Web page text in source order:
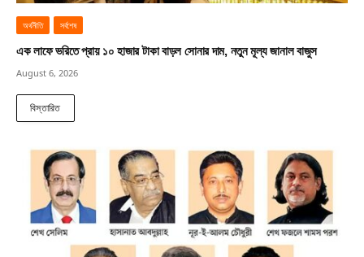
অর্থনীতি সর্বশেষ
এক লাফে ভরিতে প্রায় ১০ হাজার টাকা বাড়ল সোনার দাম, নতুন মূল্য জানাল বাজুস
August 6, 2026
বিস্তারিত